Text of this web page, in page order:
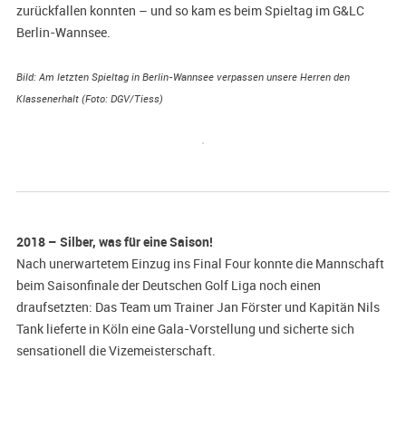
zurückfallen konnten – und so kam es beim Spieltag im G&LC
Berlin-Wannsee.
Bild: Am letzten Spieltag in Berlin-Wannsee verpassen unsere Herren den
Klassenerhalt (Foto: DGV/Tiess)
2018 – Silber, was für eine Saison!
Nach unerwartetem Einzug ins Final Four konnte die Mannschaft
beim Saisonfinale der Deutschen Golf Liga noch einen
draufsetzten: Das Team um Trainer Jan Förster und Kapitän Nils
Tank lieferte in Köln eine Gala-Vorstellung und sicherte sich
sensationell die Vizemeisterschaft.